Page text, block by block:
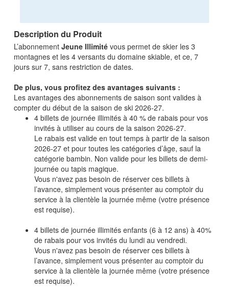
Description du Produit
L’abonnement Jeune Illimité vous permet de skier les 3
montagnes et les 4 versants du domaine skiable, et ce, 7
jours sur 7, sans restriction de dates.
De plus, vous profitez des avantages suivants :
Les avantages des abonnements de saison sont valides à
compter du début de la saison de ski 2026-27.
4 billets de journée illimités à 40 % de rabais pour vos
invités à utiliser au cours de la saison 2026-27.
Le rabais est valide en tout temps à partir de la saison
2026-27 et pour toutes les catégories d’âge, sauf la
catégorie bambin. Non valide pour les billets de demi-
journée ou tapis magique.
Vous n'avez pas besoin de réserver ces billets à
l’avance, simplement vous présenter au comptoir du
service à la clientèle la journée même (votre présence
est requise).
4 billets de journée illimités enfants (6 à 12 ans) à 40%
de rabais pour vos invités du lundi au vendredi.
Vous n'avez pas besoin de réserver ces billets à
l’avance, simplement vous présenter au comptoir du
service à la clientèle la journée même (votre présence
est requise).